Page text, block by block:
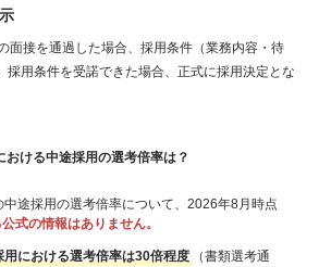
面接を通過した場合、採用条件（業務内容・待
採用条件を受諾できた場合、正式に採用決定とな
おける中途採用の選考倍率は？
中途採用の選考倍率について、2026年8月時点
式の情報はありません。
用における選考倍率は30倍程度（書類選考通